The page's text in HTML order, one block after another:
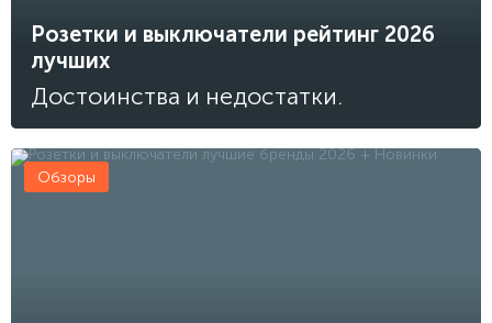
Розетки и выключатели рейтинг 2026
лучших
Достоинства и недостатки.
Обзоры